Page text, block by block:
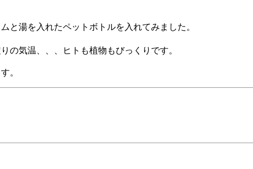
と湯を入れたペットボトルを入れてみました。
の気温、、、ヒトも植物もびっくりです。
。